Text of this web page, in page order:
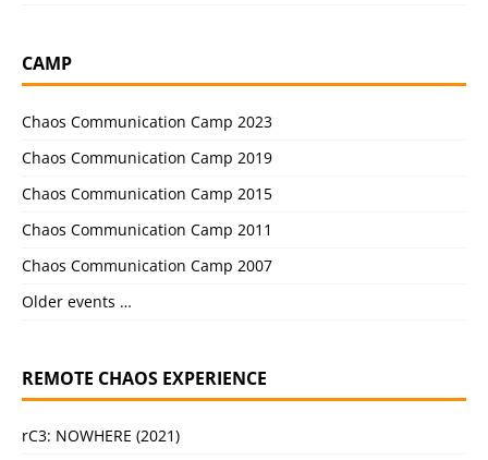
CAMP
Chaos Communication Camp 2023
Chaos Communication Camp 2019
Chaos Communication Camp 2015
Chaos Communication Camp 2011
Chaos Communication Camp 2007
Older events …
REMOTE CHAOS EXPERIENCE
rC3: NOWHERE (2021)